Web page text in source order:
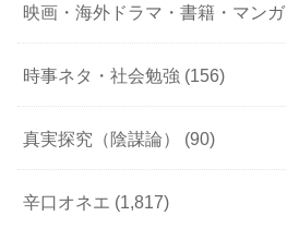
映画・海外ドラマ・書籍・マンガ
時事ネタ・社会勉強 (156)
真実探究（陰謀論） (90)
辛口オネエ (1,817)